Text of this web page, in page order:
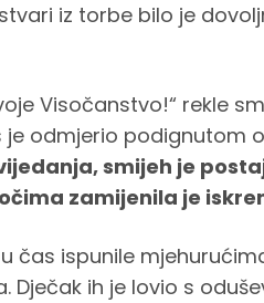
iz torbe bilo je
Visočanstvo!“ rekle
je odmjerio podignutom
smijeh je
zamijenila je
čas ispunile
Dječak ih je lovio s